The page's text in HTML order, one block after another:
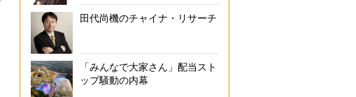
田代尚機のチャイナ・リサーチ
「みんなで大家さん」配当スト
ップ騒動の内幕